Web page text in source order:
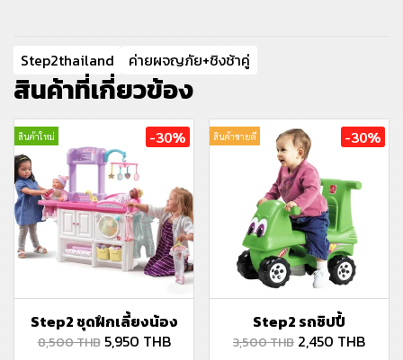
Step2thailand ค่ายผจญภัย+ชิงช้าคู่
สินค้าที่เกี่ยวข้อง
สินค้าใหม่ -30%
Step2 ชุดฝึกเลี้ยงน้อง
8,500 THB 5,950 THB
สินค้าขายดี -30%
Step2 รถซิปปี้
3,500 THB 2,450 THB